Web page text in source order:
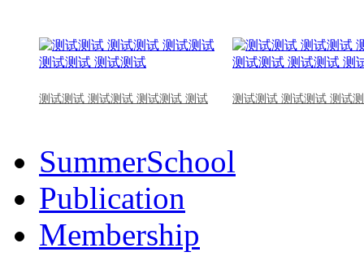
测试测试 测试测试 测试测试 测试 测试测试 测试测试 测试
SummerSchool
Publication
Membership